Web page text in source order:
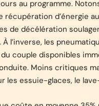
au programme.
d’énergie
de décélération
l’inverse, les
couple disponibles
Moins critiques
les essuie-glaces, le